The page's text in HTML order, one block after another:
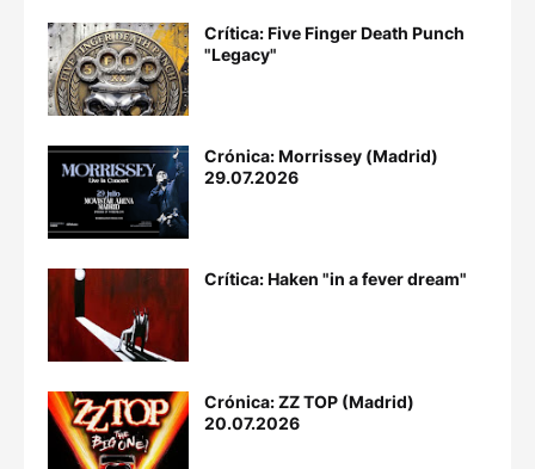
Crítica: Five Finger Death Punch
"Legacy"
Crónica: Morrissey (Madrid)
29.07.2026
Crítica: Haken "in a fever dream"
Crónica: ZZ TOP (Madrid)
20.07.2026